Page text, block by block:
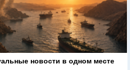
новости в одном месте